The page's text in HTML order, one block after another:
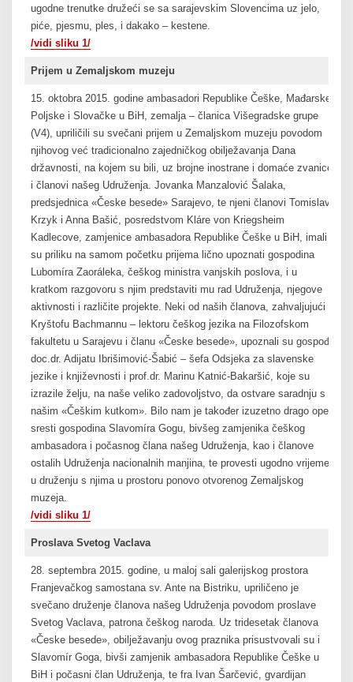
ugodne trenutke družeći se sa sarajevskim Slovencima uz jelo,
piće, pjesmu, ples, i dakako – kestene.
/vidi sliku 1/
Prijem u Zemaljskom muzeju
15. oktobra 2015. godine ambasadori Republike Češke, Mađarske,
Poljske i Slovačke u BiH, zemalja – članica Višegradske grupe
(V4), upriličili su svečani prijem u Zemaljskom muzeju povodom
njihovog već tradicionalno zajedničkog obilježavanja Dana
državnosti, na kojem su bili, uz brojne inostrane i domaće zvanice,
i članovi našeg Udruženja. Jovanka Manzalović Šalaka,
predsjednica «Česke besede» Sarajevo, te njeni članovi Tomislav
Krzyk i Anna Bašić, posredstvom Kláre von Kriegsheim
Kadlecove, zamjenice ambasadora Republike Češke u BiH, imali
su priliku na samom početku prijema lično upoznati gospodina
Lubomíra Zaoráleka, češkog ministra vanjskih poslova, i u
kratkom razgovoru s njim predstaviti mu rad Udruženja, njegove
aktivnosti i različite projekte. Neki od naših članova, zahvaljujući
Kryštofu Bachmannu – lektoru češkog jezika na Filozofskom
fakultetu u Sarajevu i članu «Česke besede», upoznali su gospođe
doc.dr. Adijatu Ibrišimović-Šabić – šefa Odsjeka za slavenske
jezike i književnosti i prof.dr. Marinu Katnić-Bakaršić, koje su
izrazile želju, na naše veliko zadovoljstvo, da ostvare saradnju s
našim «Češkim kutkom». Bilo nam je također izuzetno drago opet
sresti gospodina Slavomíra Gogu, bivšeg zamjenika češkog
ambasadora i počasnog člana našeg Udruženja, kao i članove
ostalih Udruženja nacionalnih manjina, te provesti ugodno vrijeme
u druženju s njima u prostoru ponovo otvorenog Zemaljskog
muzeja.
/vidi sliku 1/
Proslava Svetog Vaclava
28. septembra 2015. godine, u maloj sali galerijskog prostora
Franjevačkog samostana sv. Ante na Bistriku, upriličeno je
svečano druženje članova našeg Udruženja povodom proslave
Svetog Vaclava, patrona češkog naroda. Uz tridesetak članova
«Česke besede», obilježavanju ovog praznika prisustvovali su i
Slavomír Goga, bivši zamjenik ambasadora Republike Češke u
BiH i počasni član Udruženja, te fra Ivan Šarčević, gvardijan